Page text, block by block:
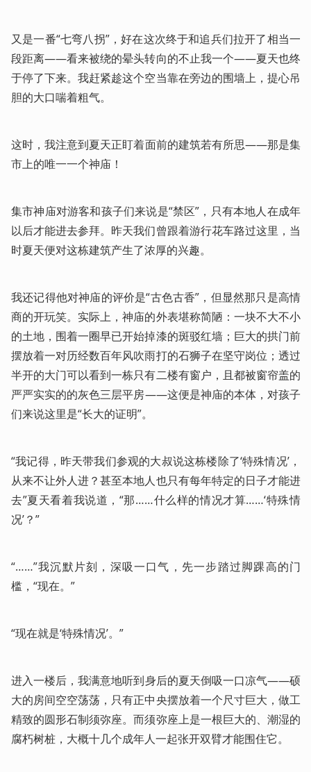
又是一番“七弯八拐”，好在这次终于和追兵们拉开了相当一
段距离——看来被绕的晕头转向的不止我一个——夏天也终
于停了下来。我赶紧趁这个空当靠在旁边的围墙上，提心吊
胆的大口喘着粗气。
这时，我注意到夏天正盯着面前的建筑若有所思——那是集
市上的唯一一个神庙！
集市神庙对游客和孩子们来说是“禁区”，只有本地人在成年
以后才能进去参拜。昨天我们曾跟着游行花车路过这里，当
时夏天便对这栋建筑产生了浓厚的兴趣。
我还记得他对神庙的评价是“古色古香”，但显然那只是高情
商的开玩笑。实际上，神庙的外表堪称简陋：一块不大不小
的土地，围着一圈早已开始掉漆的斑驳红墙；巨大的拱门前
摆放着一对历经数百年风吹雨打的石狮子在坚守岗位；透过
半开的大门可以看到一栋只有二楼有窗户，且都被窗帘盖的
严严实实的的灰色三层平房——这便是神庙的本体，对孩子
们来说这里是“长大的证明”。
“我记得，昨天带我们参观的大叔说这栋楼除了‘特殊情况’，
从来不让外人进？甚至本地人也只有每年特定的日子才能进
去”夏天看着我说道，“那……什么样的情况才算……‘特殊情
况’？”
“……”我沉默片刻，深吸一口气，先一步踏过脚踝高的门
槛，“现在。”
“现在就是‘特殊情况’。”
进入一楼后，我满意地听到身后的夏天倒吸一口凉气——硕
大的房间空空荡荡，只有正中央摆放着一个尺寸巨大，做工
精致的圆形石制须弥座。而须弥座上是一根巨大的、潮湿的
腐朽树桩，大概十几个成年人一起张开双臂才能围住它。